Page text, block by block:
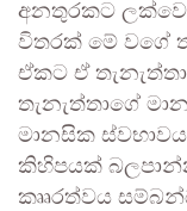
අනතුරකට
විතරක් මේ වගේ
ඒකට ඒ
තැනැත්තාගේ
මානසික
කිහිපයක්
කෲරත්වය